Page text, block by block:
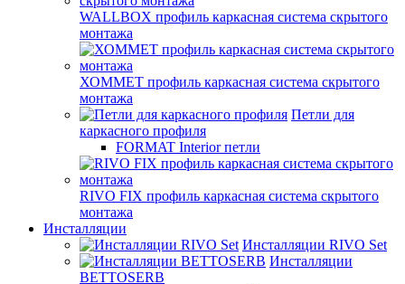
WALLBOX профиль каркасная система скрытого
монтажа
ХОММЕТ профиль каркасная система скрытого
монтажа
Петли для
каркасного профиля
FORMAT Interior петли
RIVO FIX профиль каркасная система скрытого
монтажа
Инсталляции
Инсталляции RIVO Set
Инсталляции
BETTOSERB